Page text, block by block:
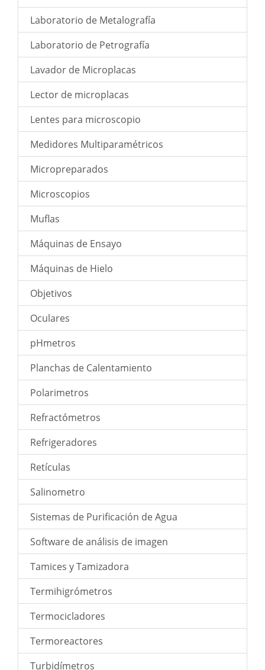
Laboratorio de Metalografía
Laboratorio de Petrografía
Lavador de Microplacas
Lector de microplacas
Lentes para microscopio
Medidores Multiparamétricos
Micropreparados
Microscopios
Muflas
Máquinas de Ensayo
Máquinas de Hielo
Objetivos
Oculares
pHmetros
Planchas de Calentamiento
Polarimetros
Refractómetros
Refrigeradores
Retículas
Salinometro
Sistemas de Purificación de Agua
Software de análisis de imagen
Tamices y Tamizadora
Termihigrómetros
Termocicladores
Termoreactores
Turbidímetros